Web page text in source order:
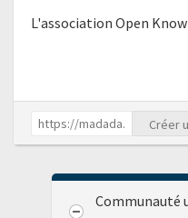
L'association Open
Créer
Communauté